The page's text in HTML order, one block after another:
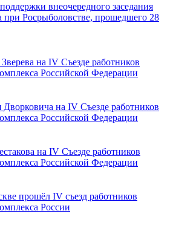
внеочередного заседания
при Росрыболовстве, прошедшего 28
на IV Съезде работников
Российской Федерации
на IV Съезде работников
Российской Федерации
на IV Съезде работников
Российской Федерации
прошёл IV съезд работников
России